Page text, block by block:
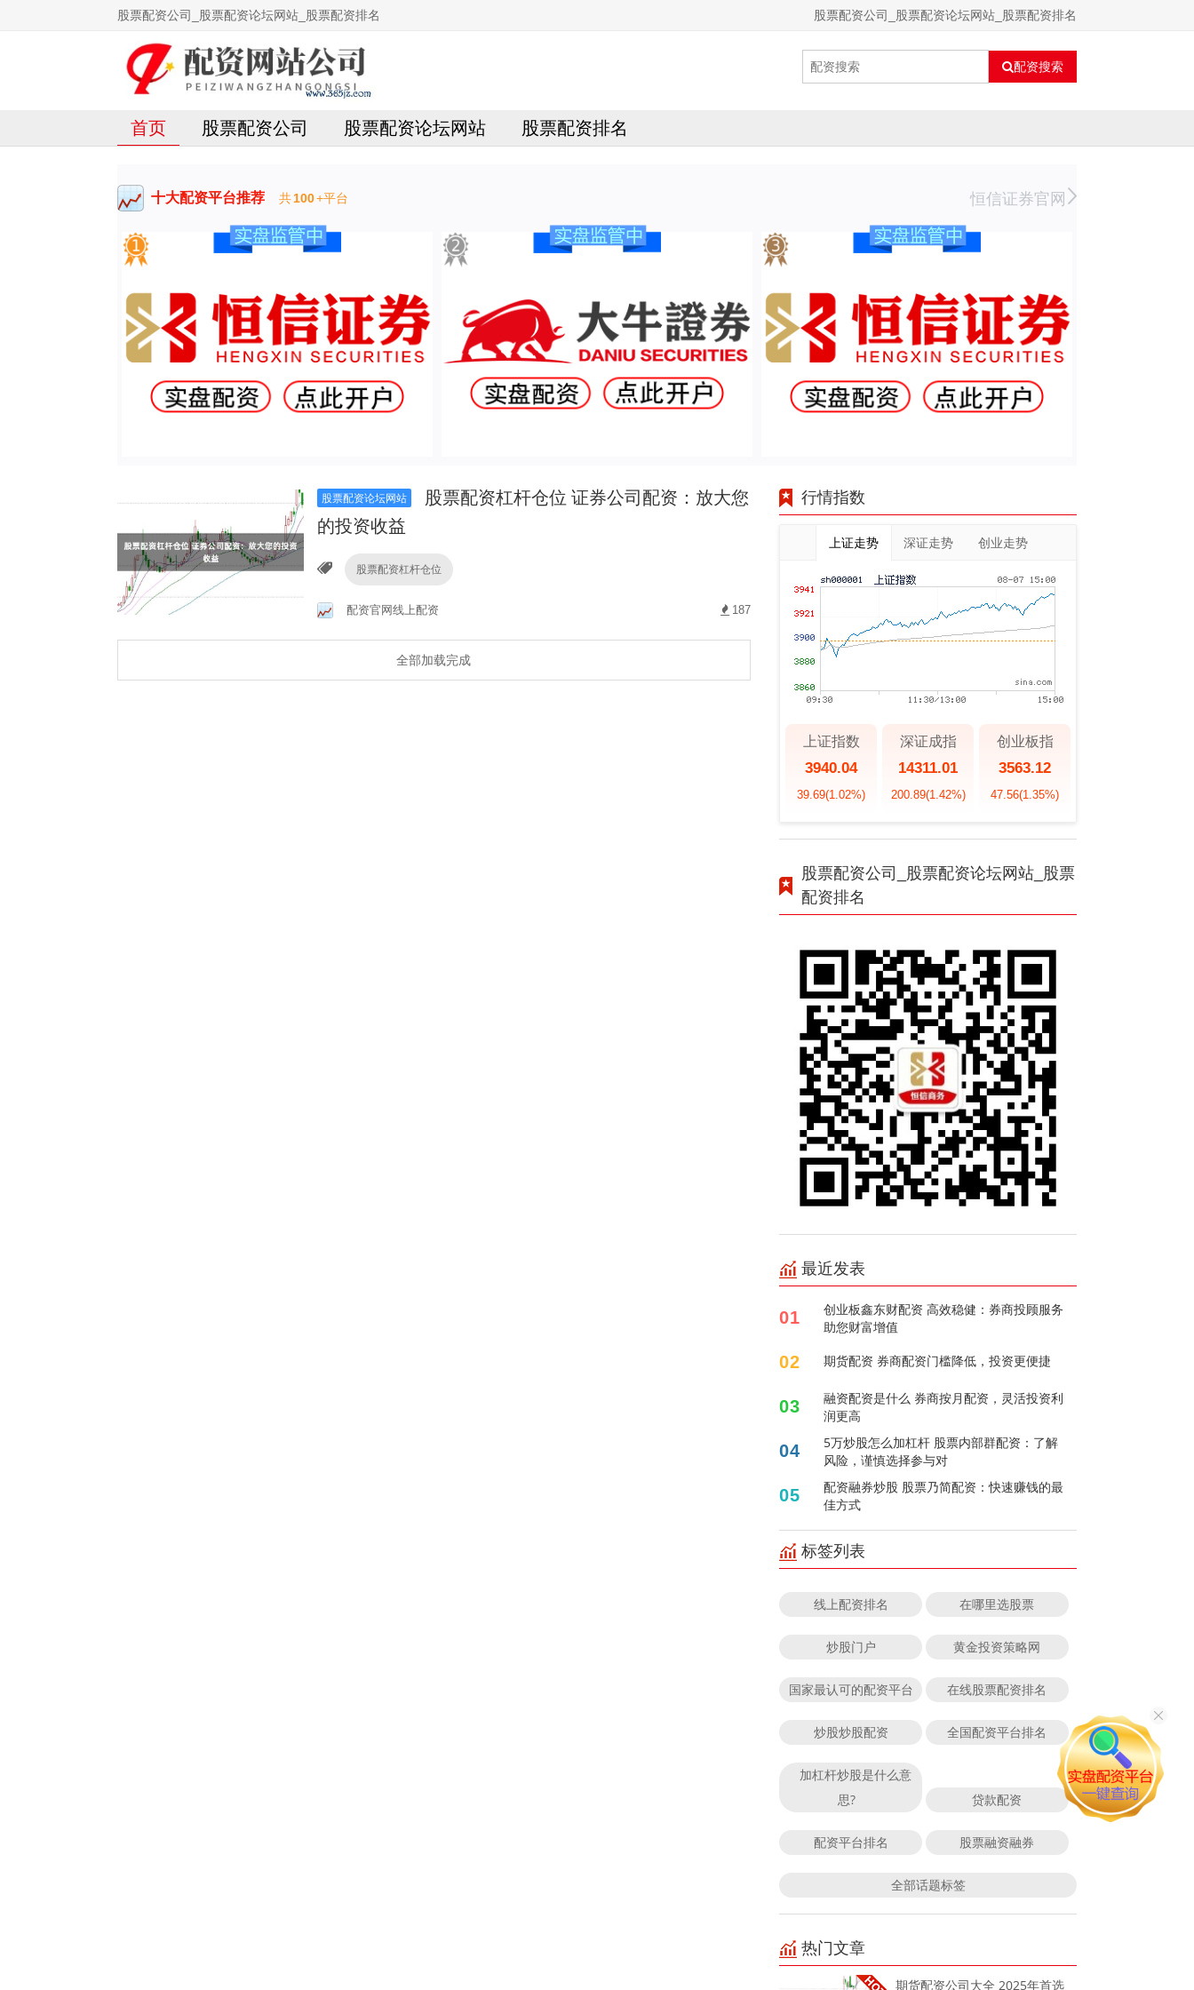
股票配资公司_股票配资论坛网站_股票配资排名 股票配资公司_股票配资论坛网站_股票配资排名
配资搜索
首页 股票配资公司 股票配资论坛网站 股票配资排名
十大配资平台推荐 共100+平台 恒信证券官网
股票配资论坛网站
股票配资杠杆仓位 证券公司配资：放大您
的投资收益
股票配资杠杆仓位
配资官网线上配资 187
全部加载完成
行情指数
上证走势 深证走势 创业走势
上证指数
3940.04
39.69(1.02%)
深证成指
14311.01
200.89(1.42%)
创业板指
3563.12
47.56(1.35%)
股票配资公司_股票配资论坛网站_股票
配资排名
最近发表
01
创业板鑫东财配资 高效稳健：券商投顾服务
助您财富增值
02 期货配资 券商配资门槛降低，投资更便捷
03
融资配资是什么 券商按月配资，灵活投资利
润更高
04
5万炒股怎么加杠杆 股票内部群配资：了解
风险，谨慎选择参与对
05
配资融券炒股 股票乃简配资：快速赚钱的最
佳方式
标签列表
线上配资排名 在哪里选股票
炒股门户 黄金投资策略网
国家最认可的配资平台 在线股票配资排名
炒股炒股配资 全国配资平台排名
加杠杆炒股是什么意
思?
贷款配资
配资平台排名 股票融资融券
全部话题标签
热门文章
期货配资公司大全 2025年首选